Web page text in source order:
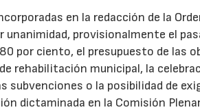
en la redacción de la
provisionalmente el
por ciento, el presupuesto de las
rehabilitación municipal, la
subvenciones o la posibilidad de
dictaminada en la Comisión